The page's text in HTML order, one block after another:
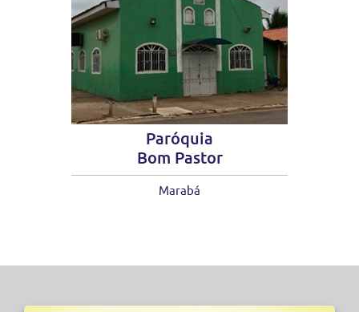
Paróquia
Bom Pastor
Marabá